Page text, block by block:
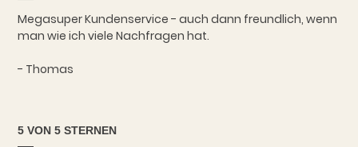
Megasuper Kundenservice - auch dann freundlich, wenn
man wie ich viele Nachfragen hat.
- Thomas
5 VON 5 STERNEN